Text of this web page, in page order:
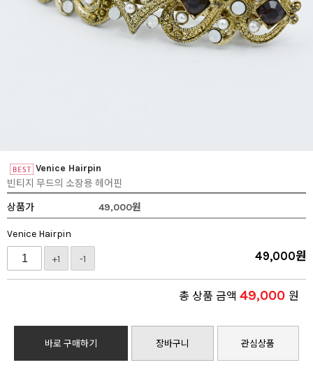
Venice Hairpin
빈티지 무드의 소장용 헤어핀
상품가
49,000원
Venice Hairpin
+1 -1 49,000원
총 상품 금액 49,000 원
바로 구매하기 장바구니 관심상품